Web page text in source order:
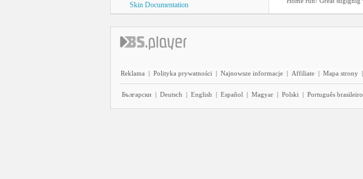
Skin Documentation
Reklama | Polityka prywatności | Najnowsze informacje | Affiliate | Mapa strony |
Български | Deutsch | English | Español | Magyar | Polski | Português brasileiro